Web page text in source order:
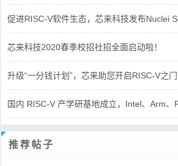
促进RISC-V软件生态，芯来科技发布Nuclei
芯来科技2020春季校招社招全面启动啦！
升级“一分钱计划”，芯来助您开启RISC-V之门
国内 RISC-V 产学研基地成立，Intel、Arm、
推荐帖子